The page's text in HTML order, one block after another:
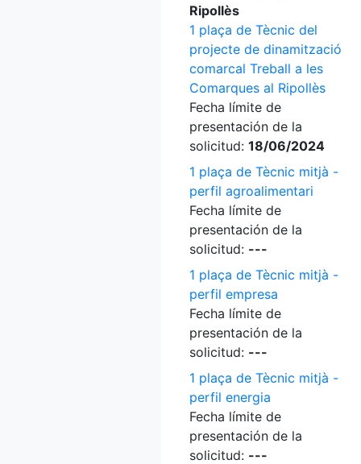
Ripollès
1 plaça de Tècnic del
projecte de dinamització
comarcal Treball a les
Comarques al Ripollès
Fecha límite de
presentación de la
solicitud: 18/06/2024
1 plaça de Tècnic mitjà -
perfil agroalimentari
Fecha límite de
presentación de la
solicitud: ---
1 plaça de Tècnic mitjà -
perfil empresa
Fecha límite de
presentación de la
solicitud: ---
1 plaça de Tècnic mitjà -
perfil energia
Fecha límite de
presentación de la
solicitud: ---